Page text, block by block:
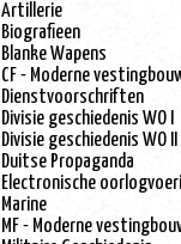
Artillerie
Biografieen
Blanke Wapens
Dienstvoorschriften
Divisie geschiedenis WO I
Divisie geschiedenis WO II
Duitse Propaganda
Electronische
Marine